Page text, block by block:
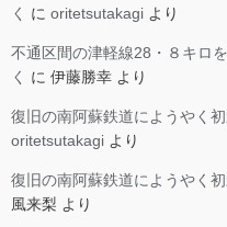
く
に oritetsutakagi より
不通区間の津軽線28・８キロ
く
に 伊藤勝幸 より
復旧の南阿蘇鉄道にようやく
oritetsutakagi より
復旧の南阿蘇鉄道にようやく
風来梨 より